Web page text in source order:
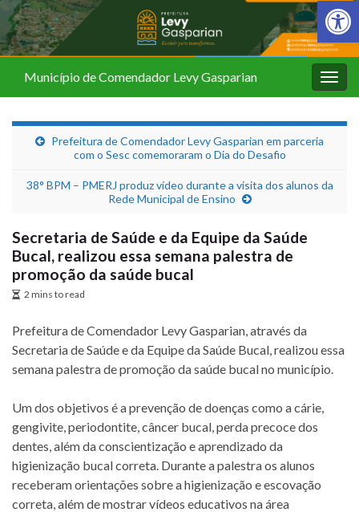
Barra de
Município de Comendador Levy Gasparian
Prefeitura de Comendador Levy Gasparian em parceria
com o Sesc comemoraram o Dia do Desafio
38° BPM – PMERJ produz vídeo durante a visita dos alunos da
Rede Municipal de Ensino
Secretaria de Saúde e da Equipe da Saúde
Bucal, realizou essa semana palestra de
promoção da saúde bucal
2 mins to read
Prefeitura de Comendador Levy Gasparian, através da
Secretaria de Saúde e da Equipe da Saúde Bucal, realizou essa
semana palestra de promoção da saúde bucal no município.
Um dos objetivos é a prevenção de doenças como a cárie,
gengivite, periodontite, câncer bucal, perda precoce dos
dentes, além da conscientização e aprendizado da
higienização bucal correta. Durante a palestra os alunos
receberam orientações sobre a higienização e escovação
correta, além de mostrar vídeos educativos na área